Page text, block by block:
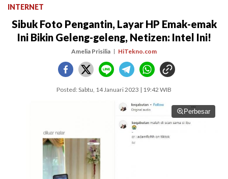
INTERNET
Sibuk Foto Pengantin, Layar HP Emak-emak
Ini Bikin Geleng-geleng, Netizen: Intel Ini!
Amelia Prisilia HiTekno.com
Posted: Sabtu, 14 Januari 2023 | 19:42 WIB
Perbesar